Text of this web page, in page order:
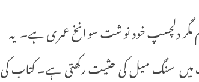
دلچسپ خود نوشت سوانخ عمری ہے۔ یہ
میں سنگ میل کی حثیت رکھتی ہے۔ کتاب کی